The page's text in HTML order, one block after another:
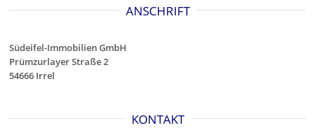
ANSCHRIFT
Südeifel-Immobilien GmbH
Prümzurlayer Straße 2
54666 Irrel
KONTAKT